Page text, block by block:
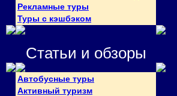
Рекламные туры
Туры с кэшбэком
Статьи и обзоры
Автобусные туры
Активный туризм